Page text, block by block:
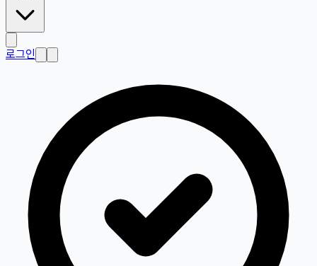
로그인